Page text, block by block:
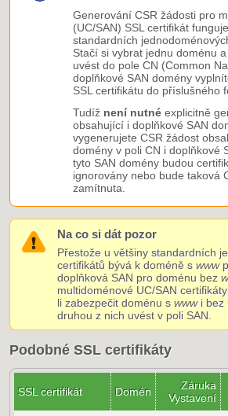
Generování CSR žádosti pro
(UC/SAN) SSL certifikát
standardních
Stačí si vybrat jednu doménu
uvést do pole CN (Common
doplňkové SAN domény
SSL certifikátu do příslušného
Tudíž není nutné explicitně
obsahující i doplňkové SAN
vygenerujete CSR žádost
domény v poli CN i doplňkové
tyto SAN domény budou
ignorovány nebo bude taková
zamítnuta.
Na co si dát pozor
Přestože u většiny standardních
certifikátů bývá k doméně swww
doplňková SAN pro doménu bez
multidoménové UC/SAN
li zabezpečit doménu swwwi bez
druhou z nich uvést v poli SAN.
Podobné SSL certifikáty
SSL certifikát Domén
Záruka
Vystavení